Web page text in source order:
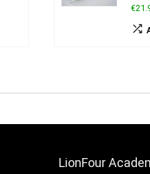
LionFour